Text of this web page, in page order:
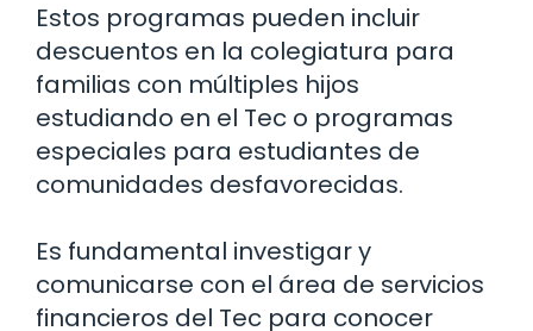
Estos programas pueden incluir
descuentos en la colegiatura para
familias con múltiples hijos
estudiando en el Tec o programas
especiales para estudiantes de
comunidades desfavorecidas.
Es fundamental investigar y
comunicarse con el área de servicios
financieros del Tec para conocer